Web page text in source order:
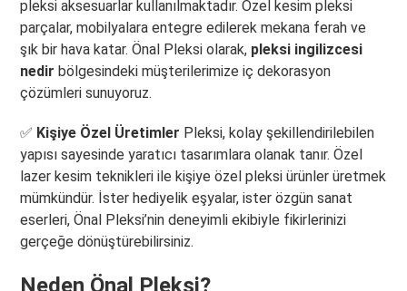
pleksi aksesuarlar kullanılmaktadır. Özel kesim pleksi
parçalar, mobilyalara entegre edilerek mekana ferah ve
şık bir hava katar. Önal Pleksi olarak, pleksi ingilizcesi
nedir bölgesindeki müşterilerimize iç dekorasyon
çözümleri sunuyoruz.
✅ Kişiye Özel Üretimler Pleksi, kolay şekillendirilebilen
yapısı sayesinde yaratıcı tasarımlara olanak tanır. Özel
lazer kesim teknikleri ile kişiye özel pleksi ürünler üretmek
mümkündür. İster hediyelik eşyalar, ister özgün sanat
eserleri, Önal Pleksi’nin deneyimli ekibiyle fikirlerinizi
gerçeğe dönüştürebilirsiniz.
Neden Önal Pleksi?